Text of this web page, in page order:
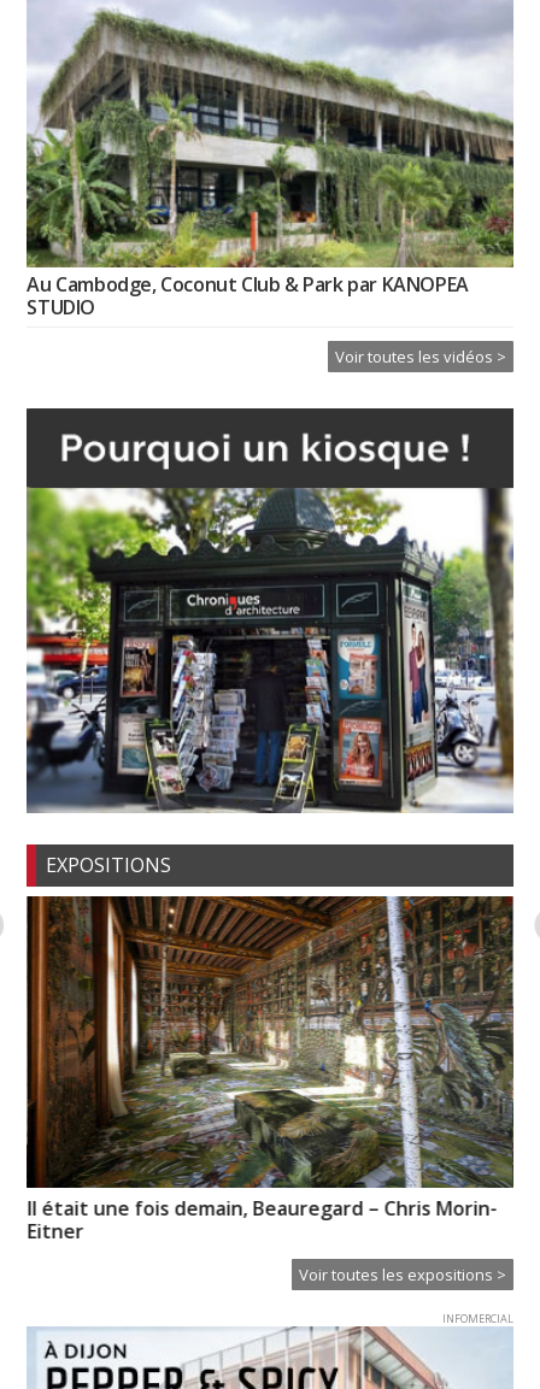
Au Cambodge, Coconut Club & Park par KANOPEA
STUDIO
Voir toutes les vidéos >
EXPOSITIONS
Il était une fois demain, Beauregard – Chris Morin-
Eitner
Voir toutes les expositions >
INFOMERCIAL